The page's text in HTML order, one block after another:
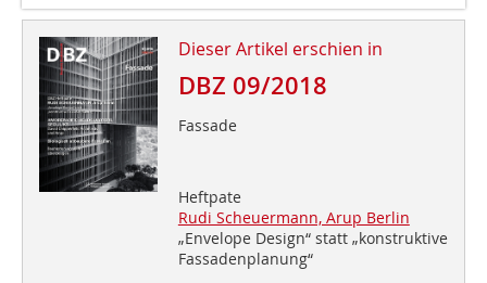
Dieser Artikel erschien in
DBZ 09/2018
Fassade
Heftpate
Rudi Scheuermann, Arup Berlin
„Envelope Design“ statt „konstruktive
Fassadenplanung“